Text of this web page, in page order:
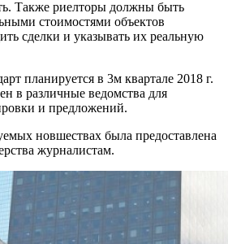
Также риелторы должны быть
стоимостями объектов
сделки и указывать их реальную
планируется в 3м квартале 2018 г.
в различные ведомства для
и предложений.
новшествах была предоставлена
журналистам.